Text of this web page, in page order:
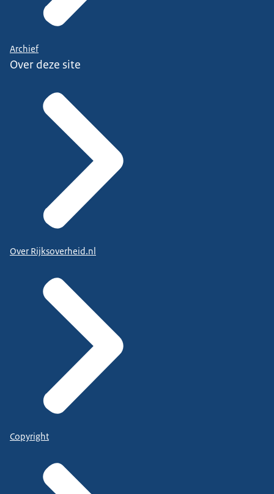
Archief
Over deze site
Over Rijksoverheid.nl
Copyright